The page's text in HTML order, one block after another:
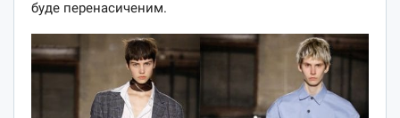
буде перенасиченим.